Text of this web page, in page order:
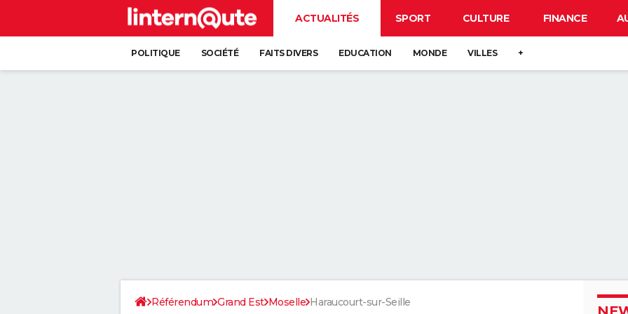
ACTUALITÉS SPORT CULTURE FINANCE
POLITIQUE SOCIÉTÉ FAITS DIVERS EDUCATION MONDE VILLES +
Référendum Grand Est Moselle Haraucourt-sur-Seille